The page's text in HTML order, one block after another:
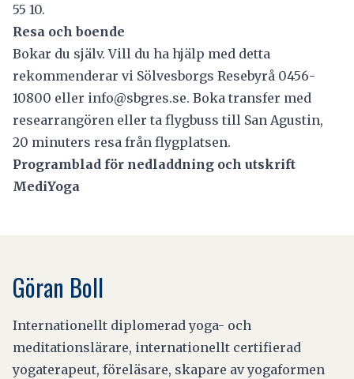
55 10.
Resa och boende
Bokar du själv. Vill du ha hjälp med detta
rekommenderar vi Sölvesborgs Resebyrå 0456-
10800 eller info@sbgres.se. Boka transfer med
researrangören eller ta flygbuss till San Agustin,
20 minuters resa från flygplatsen.
Programblad för nedladdning och utskrift
MediYoga
Göran Boll
Internationellt diplomerad yoga- och
meditationslärare, internationellt certifierad
yogaterapeut, föreläsare, skapare av yogaformen